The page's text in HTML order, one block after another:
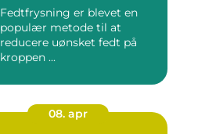
Fedtfrysning er blevet en
populær metode til at
reducere uønsket fedt på
kroppen ...
08. apr